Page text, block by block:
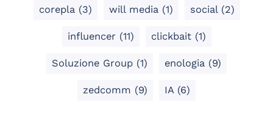
corepla (3) will media (1) social (2)
influencer (11) clickbait (1)
Soluzione Group (1) enologia (9)
zedcomm (9) IA (6)